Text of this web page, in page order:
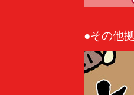
●その他